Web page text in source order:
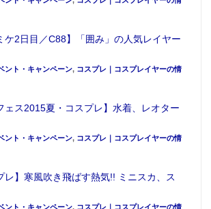
ケ2日目／C88】「囲み」の人気レイヤー
ント・キャンペーン, コスプレ｜コスプレイヤーの情
ェス2015夏・コスプレ】水着、レオター
ント・キャンペーン, コスプレ｜コスプレイヤーの情
レ】寒風吹き飛ばす熱気!! ミニスカ、ス
ント・キャンペーン, コスプレ｜コスプレイヤーの情